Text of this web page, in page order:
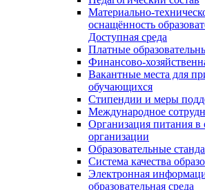
Материально-
оснащённость
Доступная среда
Платные
Финансово-
Вакантные места для
обучающихся
Стипендии и меры
Международное
Организация питания в
организации
Образовательные
Система качества
Электронная
образовательная среда